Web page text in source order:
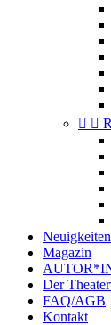
 
Neuigkeiten
Magazin
Der
FAQ/AGB
Kontakt